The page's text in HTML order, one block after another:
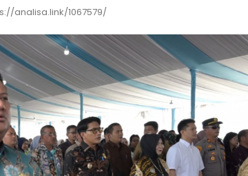
analisa.link/1067579/